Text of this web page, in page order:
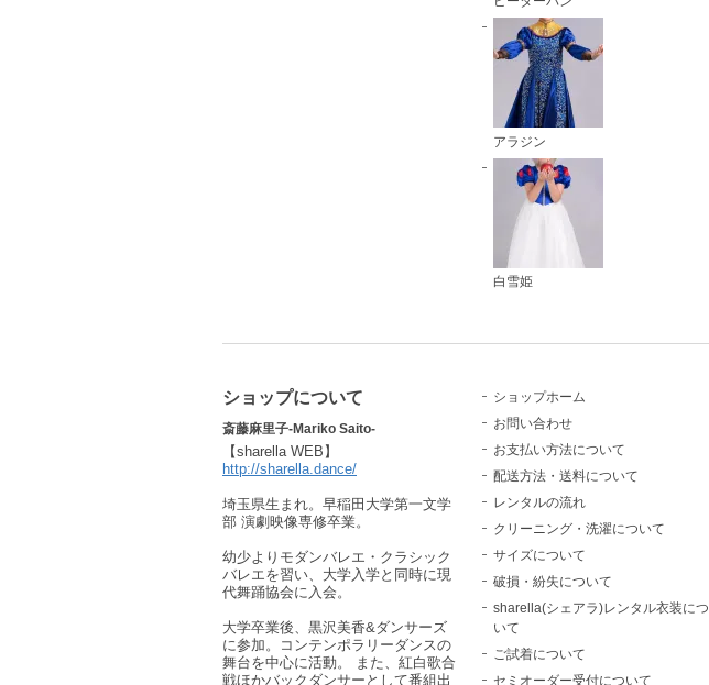
アラジン
白雪姫
ショップについて
斎藤麻里子-Mariko Saito-
【sharella WEB】
http://sharella.dance/
埼玉県生まれ。早稲田大学第一文学
部 演劇映像専修卒業。
幼少よりモダンバレエ・クラシック
バレエを習い、大学入学と同時に現
代舞踊協会に入会。
大学卒業後、黒沢美香&ダンサーズ
に参加。コンテンポラリーダンスの
舞台を中心に活動。 また、紅白歌合
戦ほかバックダンサーとして番組出
ショップホーム
お問い合わせ
お支払い方法について
配送方法・送料について
レンタルの流れ
クリーニング・洗濯について
サイズについて
破損・紛失について
sharella(シェアラ)レンタル衣装につ
いて
ご試着について
セミオーダー受付について